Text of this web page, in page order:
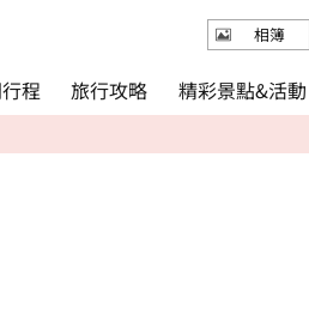
程 旅行攻略 精彩景點&活動
相簿